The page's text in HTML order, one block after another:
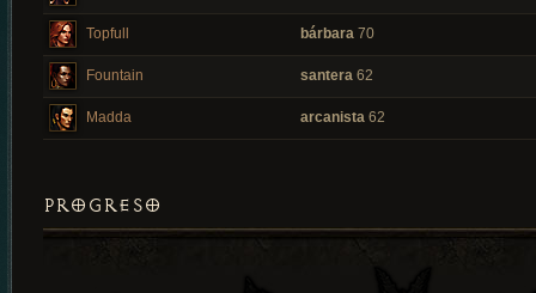
Topfull bárbara 70
Fountain santera 62
Madda arcanista 62
PROGRESO